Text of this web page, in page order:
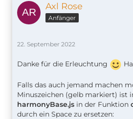
Axl Rose
Anfänger
22. September 2022
Danke für die Erleuchtung
Falls das auch jemand machen
Minuszeichen (gelb markiert) ist
harmonyBase.js in der Funktion
durch ein Space zu ersetzen: